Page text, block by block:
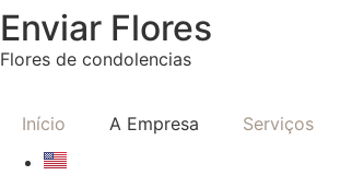
Enviar Flores
Flores de condolencias
Início A Empresa Serviços